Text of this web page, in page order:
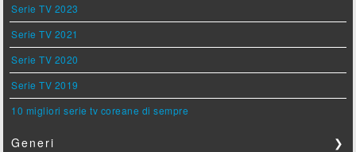
Serie TV 2023
Serie TV 2021
Serie TV 2020
Serie TV 2019
10 migliori serie tv coreane di sempre
Generi ❯